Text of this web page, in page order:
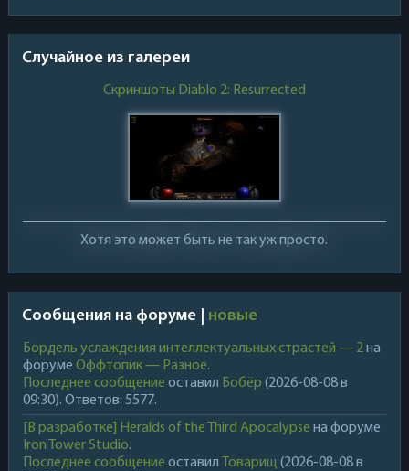
Случайное из галереи
Скриншоты Diablo 2: Resurrected
Хотя это может быть не так уж просто.
Сообщения на форуме | новые
Бордель услаждения интеллектуальных страстей — 2на
форуме Оффтопик — Разное.
Последнее сообщение оставил Бобёр (2026-08-08 в
09:30). Ответов: 5577.
[В разработке] Heralds of the Third Apocalypse на форуме
Iron Tower Studio.
Последнее сообщение оставил Товарищ (2026-08-08 в